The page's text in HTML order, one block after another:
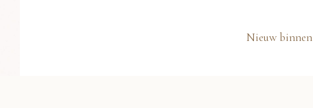
Nieuw binnen